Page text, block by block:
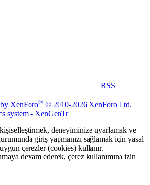
RSS
XenForo® © 2010-2026 XenForo Ltd.
system - XenGenTr
deneyiminize uyarlamak ve
giriş yapmanızı sağlamak için yasal
çerezler (cookies) kullanır.
devam ederek, çerez kullanımına izin